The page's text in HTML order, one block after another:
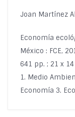
Joan Martínez
Economía
México : FCE,
641 pp. ; 21 x
1. Medio
Economía 3.